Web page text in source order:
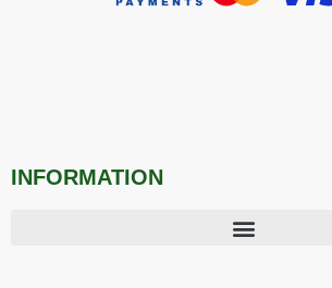
INFORMATION